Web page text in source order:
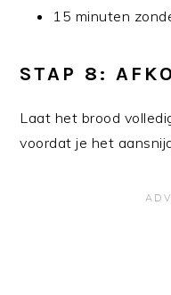
15 minuten
STAP 8:
Laat het brood
voordat je het